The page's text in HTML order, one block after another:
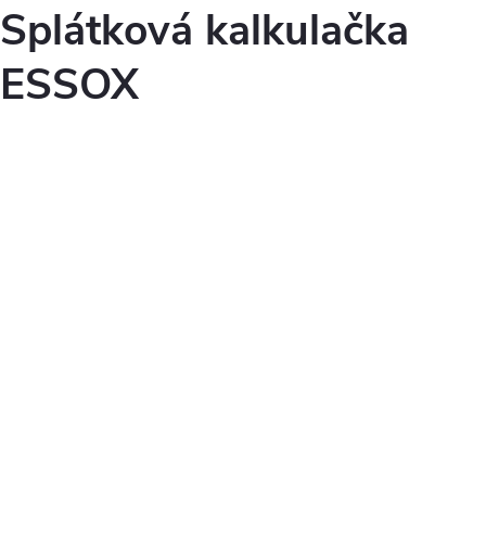
Splátková kalkulačka
ESSOX